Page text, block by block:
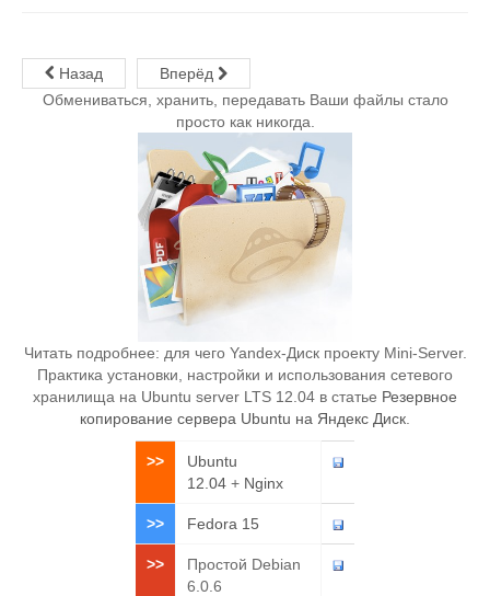
Назад
Вперёд
Обмениваться, хранить, передавать Ваши файлы стало
просто как никогда.
Читать подробнее: для чего Yandex-Диск проекту Mini-Server.
Практика установки, настройки и использования сетевого
хранилища на Ubuntu server LTS 12.04 в статье Резервное
копирование сервера Ubuntu на Яндекс Диск
>>
Ubuntu
12.04 + Nginx
>> Fedora 15
>>
Простой Debian
6.0.6